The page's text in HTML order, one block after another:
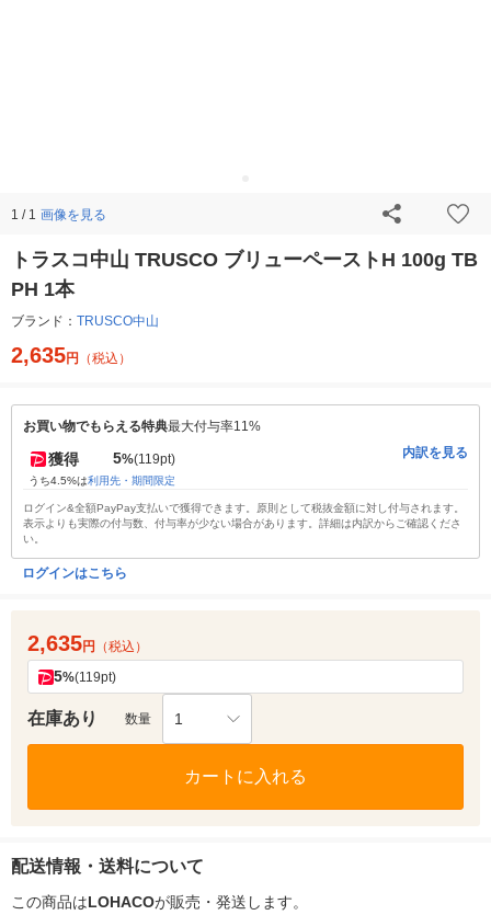
1 / 1 画像を見る
トラスコ中山 TRUSCO ブリューペーストH 100g TB
PH 1本
ブランド： TRUSCO中山
2,635円 （税込）
お買い物でもらえる特典最大付与率11%
獲得 5%(119pt)
うち4.5%は利用先・期間限定
内訳を見る
ログイン&全額PayPay支払いで獲得できます。原則として税抜金額に対し付与されます。
表示よりも実際の付与数、付与率が少ない場合があります。詳細は内訳からご確認くださ
い。
ログインはこちら
2,635円 （税込）
5%(119pt)
在庫あり 数量 1
カートに入れる
配送情報・送料について
この商品はLOHACOが販売・発送します。